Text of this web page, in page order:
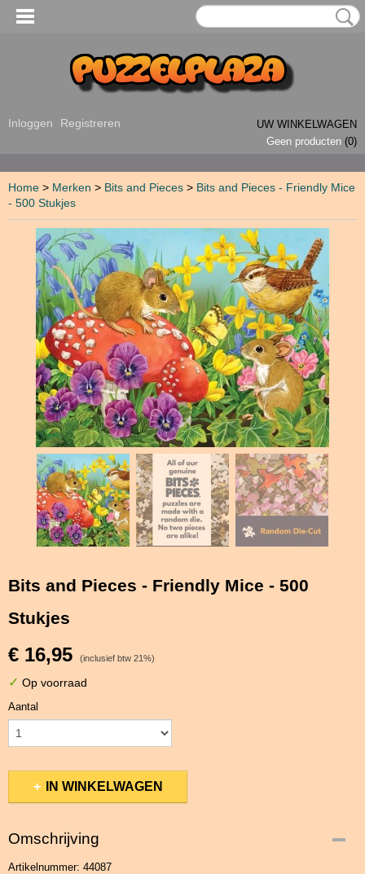
Inloggen Registreren
UW WINKELWAGEN
Geen producten (0)
Home > Merken > Bits and Pieces > Bits and Pieces - Friendly Mice
- 500 Stukjes
Bits and Pieces - Friendly Mice - 500
Stukjes
€ 16,95 (inclusief btw 21%)
✓ Op voorraad
Aantal
IN WINKELWAGEN
Omschrijving
Artikelnummer: 44087